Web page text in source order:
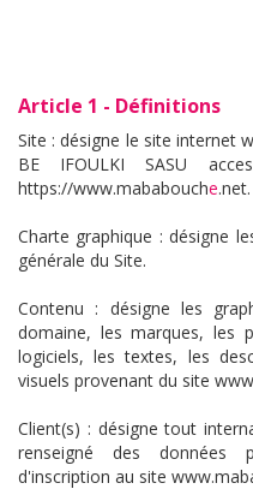
Article 1 - Définitions
Site : désigne le site internet
BE IFOULKI SASU
https://www.mababouche.net.
Charte graphique : désigne
générale du Site.
Contenu : désigne les
domaine, les marques, les
logiciels, les textes, les
visuels provenant du site
Client(s) : désigne tout
renseigné des données
d'inscription au site